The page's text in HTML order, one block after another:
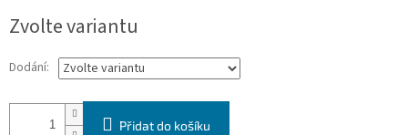
cena:
Zvolte variantu
Dodání:
Přidat do košíku